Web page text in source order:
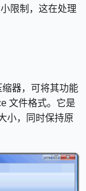
限制，这在处理
器，可将其功能
文件格式。它是
小，同时保持原